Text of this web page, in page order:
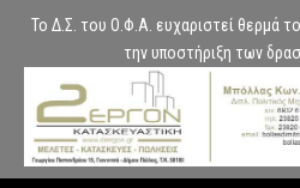
Το Δ.Σ. του Ο.Φ.Α. ευχαριστεί θερμά
την υποστήριξη των